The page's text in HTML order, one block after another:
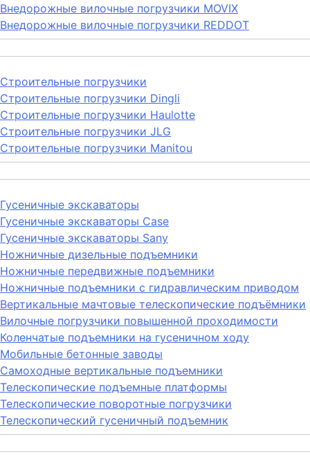
Внедорожные вилочные погрузчики MOVIX
Внедорожные вилочные погрузчики REDDOT
Строительные погрузчики
Строительные погрузчики Dingli
Строительные погрузчики Haulotte
Строительные погрузчики JLG
Строительные погрузчики Manitou
Гусеничные экскаваторы
Гусеничные экскаваторы Case
Гусеничные экскаваторы Sany
Ножничные дизельные подъемники
Ножничные передвижные подъемники
Ножничные подъемники с гидравлическим приводом
Вертикальные мачтовые телескопические подъёмники
Вилочные погрузчики повышенной проходимости
Коленчатые подъемники на гусеничном ходу
Мобильные бетонные заводы
Самоходные вертикальные подъемники
Телескопические подъемные платформы
Телескопические поворотные погрузчики
Телескопический гусеничный подъемник